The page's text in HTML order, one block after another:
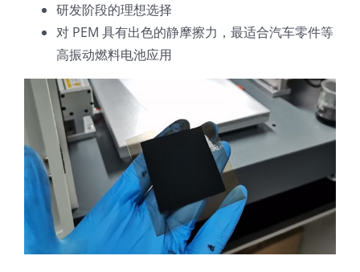
粉体行业技术科普
超声波喷涂原理
喷涂的影响因素
超声波喷雾成型系统
ENGLISH
研发阶段的理想选择
对 PEM 具有出色的静摩擦力，最适合汽车零件等
高振动燃料电池应用